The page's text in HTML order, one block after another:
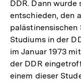
DDR. Dann wurde
entschieden, den
Studiums in der
im Januar 1973
der DDR
einem dieser